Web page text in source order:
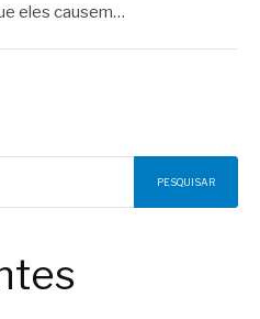
eles causem…
PESQUISAR